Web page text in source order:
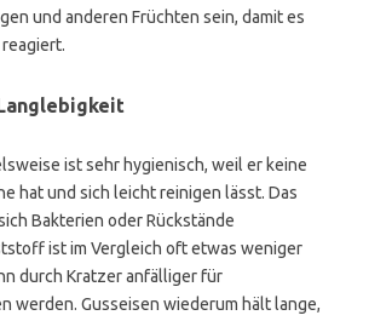
und anderen Früchten sein, damit es
ist sehr hygienisch, weil er keine
hat und sich leicht reinigen lässt. Das
Bakterien oder Rückstände
ist im Vergleich oft etwas weniger
durch Kratzer anfälliger für
werden. Gusseisen wiederum hält lange,